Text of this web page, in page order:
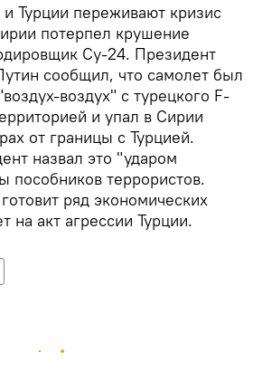
Турции переживают кризис
потерпел крушение
Су-24. Президент
сообщил, что самолет был
воздух" с турецкого F-
и упал в Сирии
от границы с Турцией.
назвал это "ударом
пособников террористов.
ряд экономических
на акт агрессии Турции.